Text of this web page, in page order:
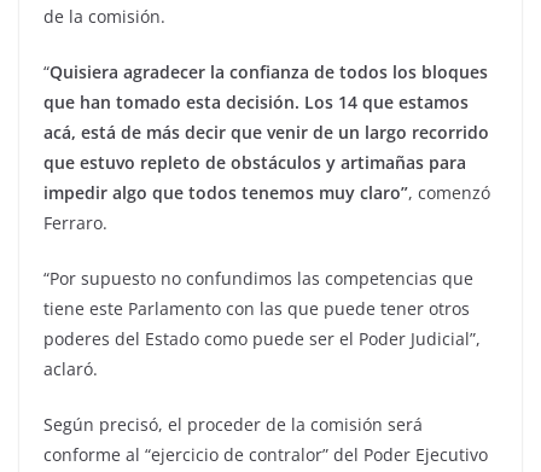
de la comisión.
“Quisiera agradecer la confianza de todos los bloques
que han tomado esta decisión. Los 14 que estamos
acá, está de más decir que venir de un largo recorrido
que estuvo repleto de obstáculos y artimañas para
impedir algo que todos tenemos muy claro”, comenzó
Ferraro.
“Por supuesto no confundimos las competencias que
tiene este Parlamento con las que puede tener otros
poderes del Estado como puede ser el Poder Judicial”,
aclaró.
Según precisó, el proceder de la comisión será
conforme al “ejercicio de contralor” del Poder Ejecutivo